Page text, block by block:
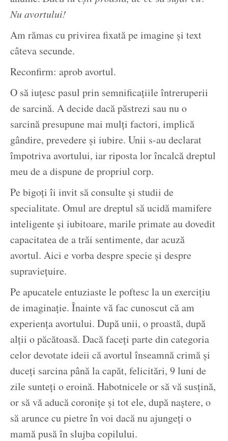
Nu avortului!
Am rămas cu privirea fixată pe imagine și text
câteva secunde.
Reconfirm: aprob avortul.
O să iuțesc pasul prin semnificațiile întreruperii
de sarcină. A decide dacă păstrezi sau nu o
sarcină presupune mai mulți factori, implică
gândire, prevedere și iubire. Unii s-au declarat
împotriva avortului, iar riposta lor încalcă dreptul
meu de a dispune de propriul corp.
Pe bigoți îi invit să consulte și studii de
specialitate. Omul are dreptul să ucidă mamifere
inteligente și iubitoare, marile primate au dovedit
capacitatea de a trăi sentimente, dar acuză
avortul. Aici e vorba despre specie și despre
supraviețuire.
Pe apucatele entuziaste le poftesc la un exercițiu
de imaginație. Înainte vă fac cunoscut că am
experiența avortului. După unii, o proastă, după
alții o păcătoasă. Dacă faceți parte din categoria
celor devotate ideii că avortul înseamnă crimă și
duceți sarcina până la capăt, felicitări, 9 luni de
zile sunteți o eroină. Habotnicele or să vă susțină,
or să vă aducă coronițe și tot ele, după naștere, o
să arunce cu pietre în voi dacă nu ajungeți o
mamă pusă în slujba copilului.